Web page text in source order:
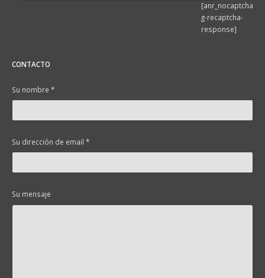
[anr_nocaptcha
g-recaptcha-
response]
CONTACTO
Su nombre *
Su dirección de email *
Su mensaje